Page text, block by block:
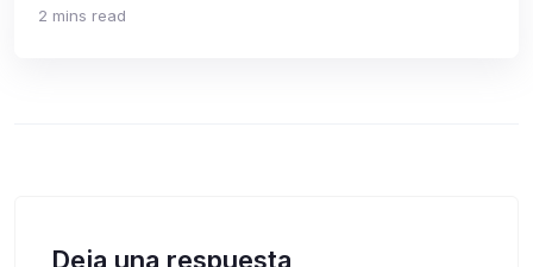
2 mins read
Deja una respuesta